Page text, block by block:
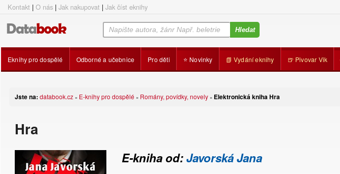
Kontakt | O nás | Jak nakupovat | Jak číst eknihy
Eknihy pro dospělé Odborné a učebnice Pro děti ⭐ Novinky 📗 Vydání eknihy 🍺 Pivovar Vik
Jste na: databook.cz » E-knihy pro dospělé » Romány, povídky, novely » Elektronická kniha Hra
Hra
E-kniha od:Javorská Jana